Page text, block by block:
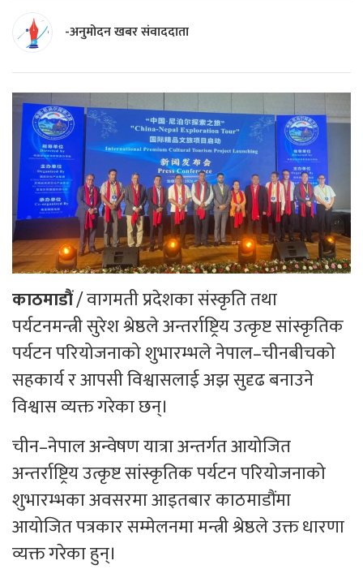
-अनुमोदन खबर संवाददाता
काठमाडौं/ वागमती प्रदेशका संस्कृति तथा
पर्यटनमन्त्री सुरेश श्रेष्ठले अन्तर्राष्ट्रिय उत्कृष्ट सांस्कृतिक
पर्यटन परियोजनाको शुभारम्भले नेपाल–चीनबीचको
सहकार्य र आपसी विश्वासलाई अझ सुदृढ बनाउने
विश्वास व्यक्त गरेका छन्।
चीन–नेपाल अन्वेषण यात्रा अन्तर्गत आयोजित
अन्तर्राष्ट्रिय उत्कृष्ट सांस्कृतिक पर्यटन परियोजनाको
शुभारम्भका अवसरमा आइतबार काठमाडौंमा
आयोजित पत्रकार सम्मेलनमा मन्त्री श्रेष्ठले उक्त धारणा
व्यक्त गरेका हुन्।